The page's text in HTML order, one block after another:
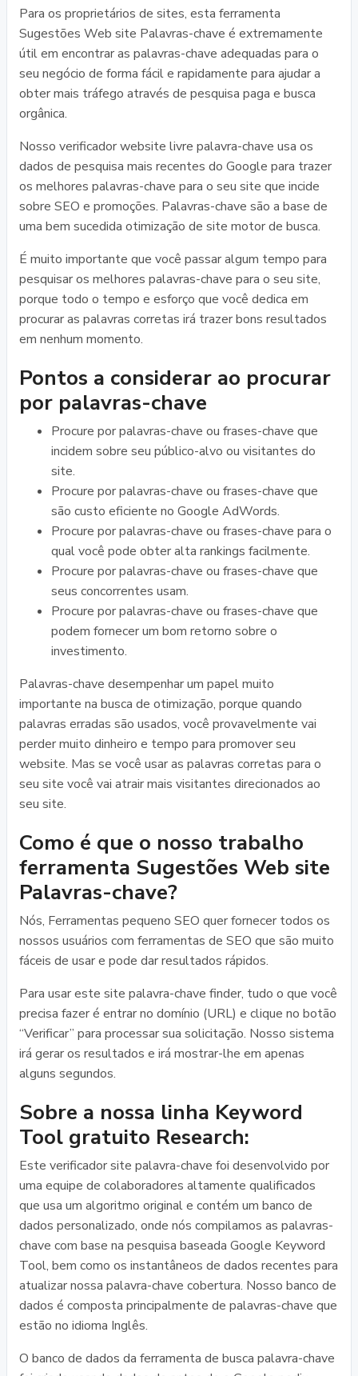
Para os proprietários de sites, esta ferramenta
Sugestões Web site Palavras-chave é extremamente
útil em encontrar as palavras-chave adequadas para o
seu negócio de forma fácil e rapidamente para ajudar a
obter mais tráfego através de pesquisa paga e busca
orgânica.
Nosso verificador website livre palavra-chave usa os
dados de pesquisa mais recentes do Google para trazer
os melhores palavras-chave para o seu site que incide
sobre SEO e promoções. Palavras-chave são a base de
uma bem sucedida otimização de site motor de busca.
É muito importante que você passar algum tempo para
pesquisar os melhores palavras-chave para o seu site,
porque todo o tempo e esforço que você dedica em
procurar as palavras corretas irá trazer bons resultados
em nenhum momento.
Pontos a considerar ao procurar
por palavras-chave
Procure por palavras-chave ou frases-chave que
incidem sobre seu público-alvo ou visitantes do
site.
Procure por palavras-chave ou frases-chave que
são custo eficiente no Google AdWords.
Procure por palavras-chave ou frases-chave para o
qual você pode obter alta rankings facilmente.
Procure por palavras-chave ou frases-chave que
seus concorrentes usam.
Procure por palavras-chave ou frases-chave que
podem fornecer um bom retorno sobre o
investimento.
Palavras-chave desempenhar um papel muito
importante na busca de otimização, porque quando
palavras erradas são usados, você provavelmente vai
perder muito dinheiro e tempo para promover seu
website. Mas se você usar as palavras corretas para o
seu site você vai atrair mais visitantes direcionados ao
seu site.
Como é que o nosso trabalho
ferramenta Sugestões Web site
Palavras-chave?
Nós, Ferramentas pequeno SEO quer fornecer todos os
nossos usuários com ferramentas de SEO que são muito
fáceis de usar e pode dar resultados rápidos.
Para usar este site palavra-chave finder, tudo o que você
precisa fazer é entrar no domínio (URL) e clique no botão
“Verificar” para processar sua solicitação. Nosso sistema
irá gerar os resultados e irá mostrar-lhe em apenas
alguns segundos.
Sobre a nossa linha Keyword
Tool gratuito Research:
Este verificador site palavra-chave foi desenvolvido por
uma equipe de colaboradores altamente qualificados
que usa um algoritmo original e contém um banco de
dados personalizado, onde nós compilamos as palavras-
chave com base na pesquisa baseada Google Keyword
Tool, bem como os instantâneos de dados recentes para
atualizar nossa palavra-chave cobertura. Nosso banco de
dados é composta principalmente de palavras-chave que
estão no idioma Inglês.
O banco de dados da ferramenta de busca palavra-chave